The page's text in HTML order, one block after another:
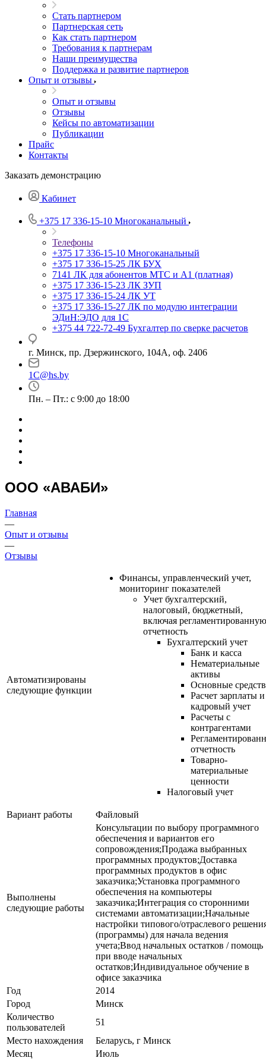
Стать партнером
Партнерская сеть
Как стать партнером
Требования к партнерам
Наши преимущества
Поддержка и развитие партнеров
Опыт и отзывы
Опыт и отзывы
Отзывы
Кейсы по автоматизации
Публикации
Прайс
Контакты
Заказать демонстрацию
Кабинет
+375 17 336-15-10 Многоканальный
Телефоны
+375 17 336-15-10 Многоканальный
+375 17 336-15-25 ЛК БУХ
7141 ЛК для абонентов МТС и А1 (платная)
+375 17 336-15-23 ЛК ЗУП
+375 17 336-15-24 ЛК УТ
+375 17 336-15-27 ЛК по модулю интеграции
ЭДиН:ЭДО для 1С
+375 44 722-72-49 Бухгалтер по сверке расчетов
г. Минск, пр. Дзержинского, 104А, оф. 2406
1C@hs.by
Пн. – Пт.: с 9:00 до 18:00
ООO «АВАБИ»
Главная
—
Опыт и отзывы
—
Отзывы
Автоматизированы
следующие функции
Финансы, управленческий учет,
мониторинг показателей
Учет бухгалтерский,
налоговый, бюджетный,
включая регламентированную
отчетность
Бухгалтерский учет
Банк и касса
Нематериальные
активы
Основные
Расчет зарплаты и
кадровый учет
Расчеты с
контрагентами
отчетность
Товарно-
материальные
ценности
Налоговый учет
Вариант работы Файловый
Выполнены
следующие работы
Консультации по выбору программного
обеспечения и вариантов его
сопровождения;Продажа выбранных
программных продуктов;Доставка
программных продуктов в офис
заказчика;Установка программного
обеспечения на компьютеры
заказчика;Интеграция со сторонними
системами автоматизации;Начальные
настройки типового/отраслевого
(программы) для начала ведения
учета;Ввод начальных остатков / помощь
при вводе начальных
остатков;Индивидуальное обучение в
офисе заказчика
Год
2014
Город
Минск
Количество
пользователей
51
Место нахождения
Беларусь, г Минск
Месяц
Июль